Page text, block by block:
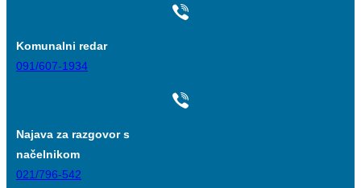
Komunalni redar
091/607-1934
Najava za razgovor s
načelnikom
021/796-542